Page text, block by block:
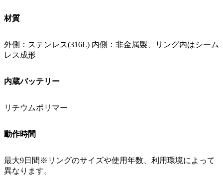
材質
外側：ステンレス(316L) 内側：非金属製、リング内はシーム
レス成形
内蔵バッテリー
リチウムポリマー
動作時間
最大9日間※リングのサイズや使用年数、利用環境によって
異なります。